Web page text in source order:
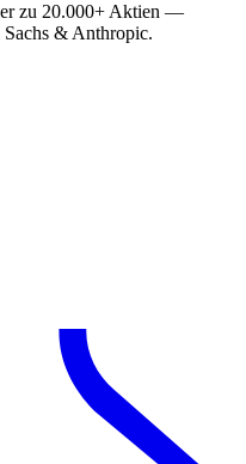
zu 20.000+ Aktien —
& Anthropic.